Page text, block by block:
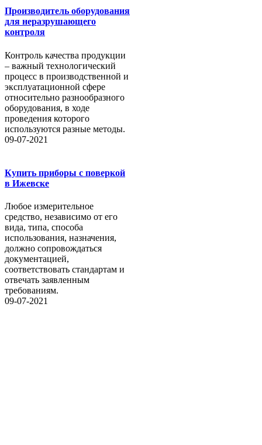
Производитель оборудования
для неразрушающего
контроля
Контроль качества продукции
– важный технологический
процесс в производственной и
эксплуатационной сфере
относительно разнообразного
оборудования, в ходе
проведения которого
используются разные методы.
09-07-2021
Купить приборы с поверкой
в Ижевске
Любое измерительное
средство, независимо от его
вида, типа, способа
использования, назначения,
должно сопровождаться
документацией,
соответствовать стандартам и
отвечать заявленным
требованиям.
09-07-2021